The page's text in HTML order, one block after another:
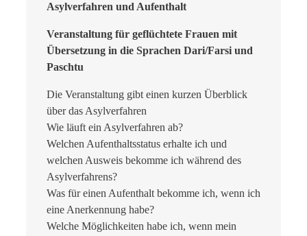
Asylverfahren und Aufenthalt
Veranstaltung für geflüchtete Frauen mit
Übersetzung in die Sprachen Dari/Farsi und
Paschtu
Die Veranstaltung gibt einen kurzen Überblick
über das Asylverfahren
Wie läuft ein Asylverfahren ab?
Welchen Aufenthaltsstatus erhalte ich und
welchen Ausweis bekomme ich während des
Asylverfahrens?
Was für einen Aufenthalt bekomme ich, wenn ich
eine Anerkennung habe?
Welche Möglichkeiten habe ich, wenn mein